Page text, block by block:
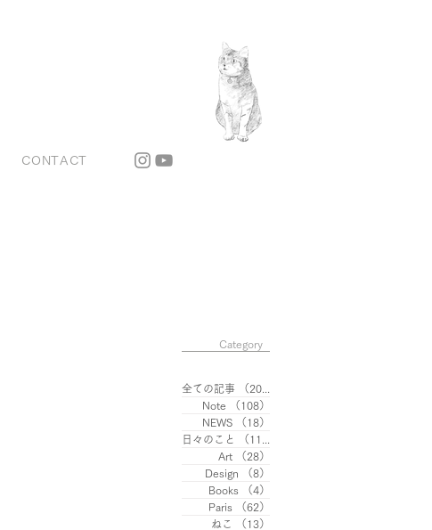
CONTACT
Category
全ての記事 （201）
Note
（108）
NEWS
（18）
日々のこと
（113）
Art
（28）
Design
（8）
Books
（4）
Paris
（62）
ねこ
（13）